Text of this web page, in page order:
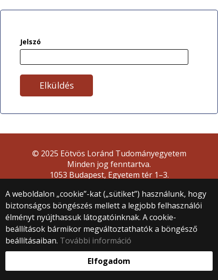
Jelszó
A weboldalon „cookie”-kat („sütiket”) használunk, hogy
biztonságos böngészés mellett a legjobb felhasználói
élményt nyújthassuk látogatóinknak. A cookie-
beállítások bármikor megváltoztathatók a böngésző
beállításaiban. További információ
Elfogadom
© 2025 Eötvös Loránd Tudományegyetem
Minden jog fenntartva.
1053 Budapest, Egyetem tér 1–3.
Webfejlesztés: